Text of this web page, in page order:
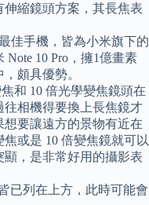
縮鏡頭方案，其長焦表
佳手機，皆為小米旗下的
10 Pro，擁1億畫素
頗具優勢。
和 10 倍光學變焦鏡頭在
往相機得要換上長焦鏡才
要讓遠方的景物有近在
或是 10 倍變焦鏡就可以
，是非常好用的攝影表
已列在上方，此時可能會